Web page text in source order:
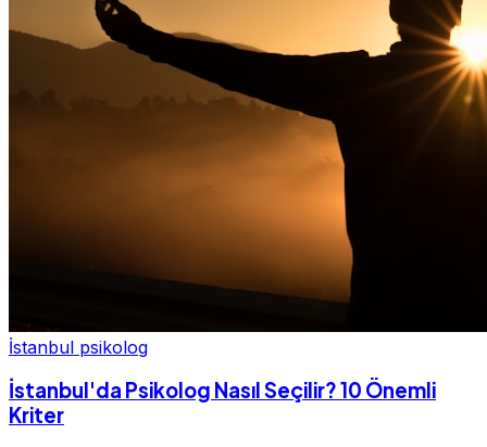
İstanbul psikolog
İstanbul'da Psikolog Nasıl Seçilir? 10 Önemli
Kriter